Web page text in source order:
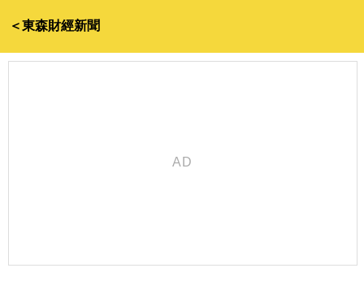
＜東森財經新聞